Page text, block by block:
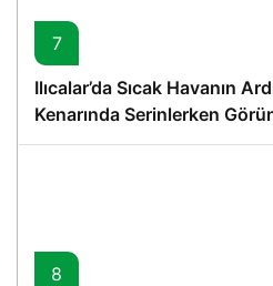
7
Ilıcalar’da Sıcak Havanın
Kenarında Serinlerken
8